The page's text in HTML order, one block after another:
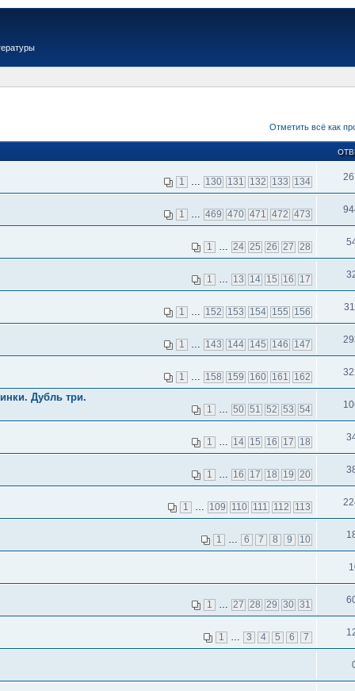
Отметить всё как
1 … 130 131 132 133 134
1 … 469 470 471 472 473
1 … 24 25 26 27 28
1 … 13 14 15 16 17
1 … 152 153 154 155 156
1 … 143 144 145 146 147
1 … 158 159 160 161 162
Дубль три.
1 … 50 51 52 53 54
1 … 14 15 16 17 18
1 … 16 17 18 19 20
1 … 109 110 111 112 113
1 … 6 7 8 9 10
1 … 27 28 29 30 31
1 … 3 4 5 6 7